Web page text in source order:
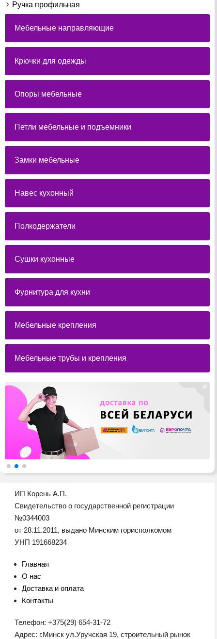
Ручка профильная
Мебельные направляющие
Крючки для одежды
Опоры мебельные
Петли мебельные и подъемники
Замки мебельные
Навес кухонный
Полкодержатели
Сушки кухонные
Фурнитура для кухни
Мебельные крепления
Мебельные трубы и крепления
ИП Корень А.П.
Свидетельство о государственной регистрации
№0344003
от 28.11.2011, выдано Минским горисполкомом
УНП 191668234
Главная
О нас
Доставка и оплата
Контакты
Телефон: +375(29) 654-31-72
Адрес: г.Минск ул.Уручская 19, строительный рынок